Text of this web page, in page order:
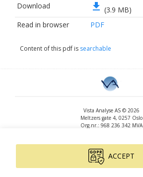
Download
file_download (3.9 MB)
Read in browser
PDF
Content of this pdf is searchable
Vista Analyse AS © 2026
Meltzers gate 4, 0257 Oslo
Org.nr.: 968 236 342 MVA
www.vista-analyse.no
By
Peter Ribe
Version: 3.0.244
ACCEPT